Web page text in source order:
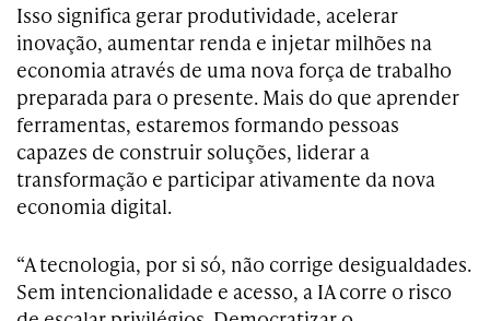
Isso significa gerar produtividade, acelerar
inovação, aumentar renda e injetar milhões na
economia através de uma nova força de trabalho
preparada para o presente. Mais do que aprender
ferramentas, estaremos formando pessoas
capazes de construir soluções, liderar a
transformação e participar ativamente da nova
economia digital.
“A tecnologia, por si só, não corrige desigualdades.
Sem intencionalidade e acesso, a IA corre o risco